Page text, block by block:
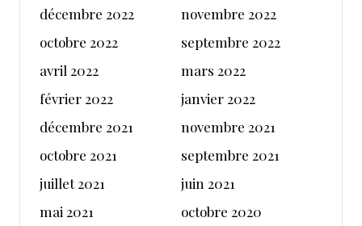
décembre 2022
novembre 2022
octobre 2022
septembre 2022
avril 2022
mars 2022
février 2022
janvier 2022
décembre 2021
novembre 2021
octobre 2021
septembre 2021
juillet 2021
juin 2021
mai 2021
octobre 2020